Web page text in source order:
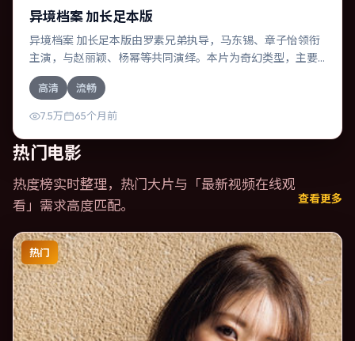
异境档案 加长足本版
异境档案 加长足本版由罗素兄弟执导，马东锡、章子怡领衔
主演，与赵丽颖、杨幂等共同演绎。本片为奇幻类型，主要
班底与取景来自意大利。一桩旧案被重新翻出，真相与谎言
交织。影片整体气质压抑，节奏紧凑，人物动机清晰，适合
喜欢强情节与细腻表演的观众。
高清 流畅
7.5万 65个月前
热门电影
热度榜实时整理，热门大片与「最新视频在线观
看 」需求高度匹配。 查看更多
热门